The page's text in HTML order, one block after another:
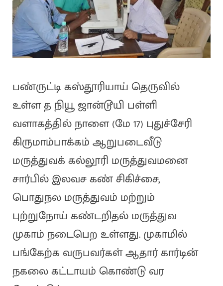
பண்ருட்டி கஸ்தூரியாய் தெருவில்
உள்ள த நியூ ஜான்டூயி பள்ளி
வளாகத்தில் நாளை (மே 17) புதுச்சேரி
கிருமாம்பாக்கம் ஆறுபடைவீடு
மருத்துவக் கல்லூரி மருத்துவமனை
சார்பில் இலவச கண் சிகிச்சை,
பொதுநல மருத்துவம் மற்றும்
புற்றுநோய் கண்டறிதல் மருத்துவ
முகாம் நடைபெற உள்ளது. முகாமில்
பங்கேற்க வருபவர்கள் ஆதார் கார்டின்
நகலை கட்டாயம் கொண்டு வர